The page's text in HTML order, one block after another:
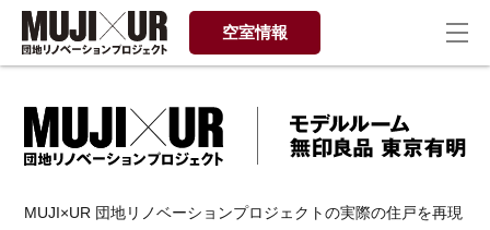
空室情報
MUJI×UR 団地リノベーションプロジェクトの実際の住戸を再現